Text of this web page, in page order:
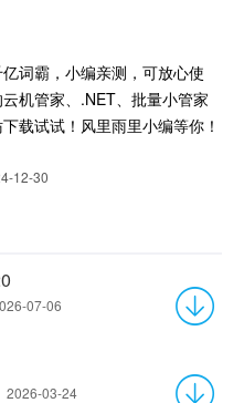
词霸，小编亲测，可放心使
机管家、.NET、批量小管家
载试试！风里雨里小编等你！
12-30
07-06
2026-03-24